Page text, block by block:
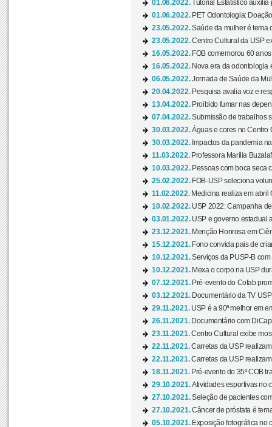
01.06.2022.
Tutorial Estatístico auxilia
01.06.2022. PET Odontologia:
23.05.2022.Saúde da mulher é tema
23.05.2022.Centro Cultural da USP
16.05.2022. FOB comemorou 60
16.05.2022. Nova era da odontologia
06.05.2022.Jornada de Saúde da
20.04.2022. Pesquisa avalia voz e
13.04.2022. Proibido fumar nas
07.04.2022.Submissão de trabalhos
30.03.2022.Águas e cores no Centro
30.03.2022. Impactos da pandemia
11.03.2022. Professora Marília
10.03.2022. Pessoas com boca seca
25.02.2022. FOB-USP seleciona
11.02.2022. Medicina realiza em abril
10.02.2022. USP 2022: Campanha
03.01.2022. USP e governo estadual
23.12.2021. Menção Honrosa em
15.12.2021. Fono convida pais de
10.12.2021.Serviços da PUSP-B
10.12.2021. Mexa o corpo na USP
07.12.2021. Pré-evento do Cofab
03.12.2021. Documentário da TV
29.11.2021. USP é a 90ª melhor em
26.11.2021. Documentário com
23.11.2021.Centro Cultural exibe
22.11.2021.Carretas da USP
22.11.2021.Carretas da USP
18.11.2021. Pré-evento do 35º COB
29.10.2021.Atividades esportivas no
27.10.2021.Seleção de pacientes
27.10.2021.Câncer de próstata é
05.10.2021. Exposição fotográfica no